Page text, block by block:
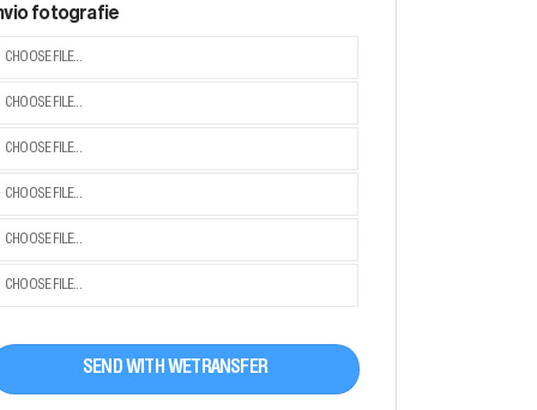
fotografie
CHOOSE FILE...
CHOOSE FILE...
CHOOSE FILE...
CHOOSE FILE...
CHOOSE FILE...
CHOOSE FILE...
SEND WITH WETRANSFER